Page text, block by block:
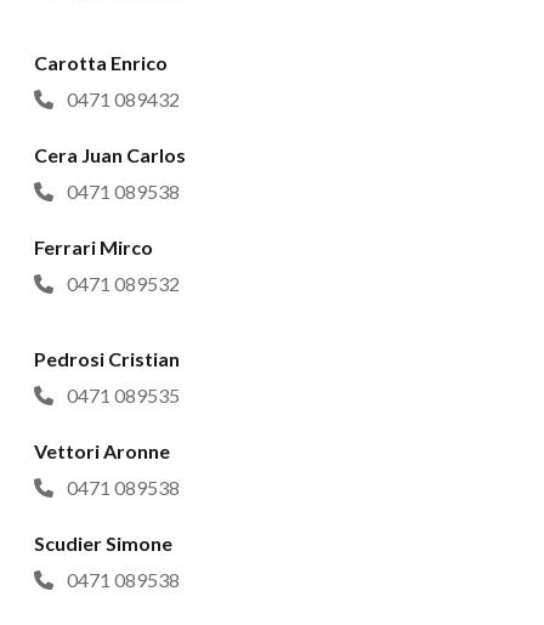
Carotta Enrico
0471 089432
Cera Juan Carlos
0471 089538
Ferrari Mirco
0471 089532
Pedrosi Cristian
0471 089535
Vettori Aronne
0471 089538
Scudier Simone
0471 089538